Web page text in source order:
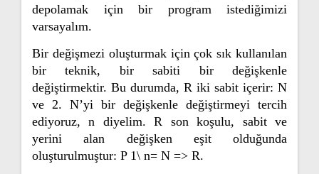
depolamak için bir program istediğimizi
varsayalım.
Bir değişmezi oluşturmak için çok sık kullanılan
bir teknik, bir sabiti bir değişkenle
değiştirmektir. Bu durumda, R iki sabit içerir: N
ve 2. N’yi bir değişkenle değiştirmeyi tercih
ediyoruz, n diyelim. R son koşulu, sabit ve
yerini alan değişken eşit olduğunda
oluşturulmuştur: P 1\ n= N => R.